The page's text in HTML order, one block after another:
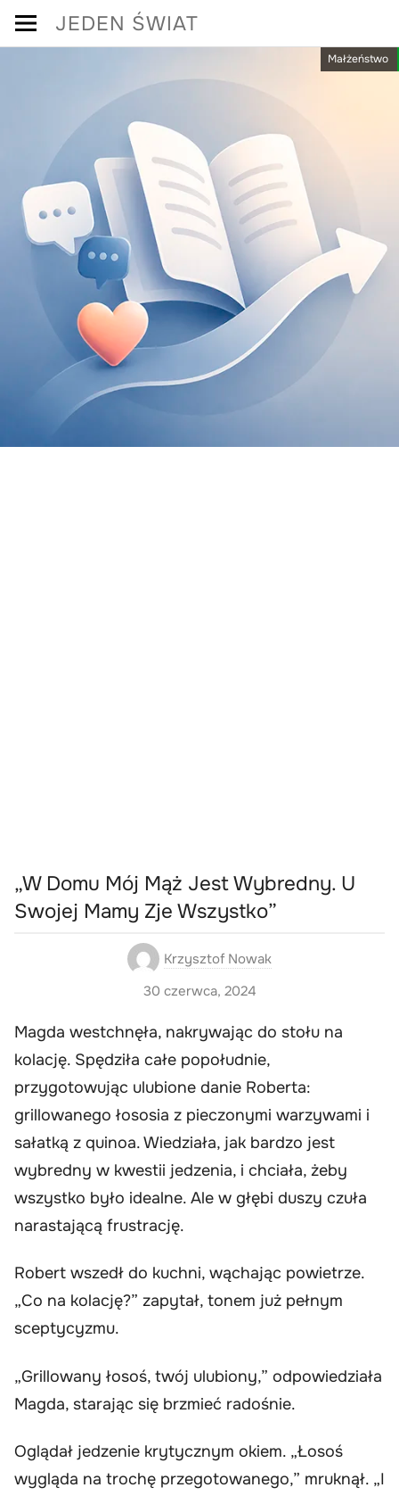
Skip
JEDEN ŚWIAT
Małżeństwo
„W Domu Mój Mąż Jest Wybredny. U
Swojej Mamy Zje Wszystko”
Krzysztof Nowak
30 czerwca, 2024
Magda westchnęła, nakrywając do stołu na
kolację. Spędziła całe popołudnie,
przygotowując ulubione danie Roberta:
grillowanego łososia z pieczonymi warzywami i
sałatką z quinoa. Wiedziała, jak bardzo jest
wybredny w kwestii jedzenia, i chciała, żeby
wszystko było idealne. Ale w głębi duszy czuła
narastającą frustrację.
Robert wszedł do kuchni, wąchając powietrze.
„Co na kolację?” zapytał, tonem już pełnym
sceptycyzmu.
„Grillowany łosoś, twój ulubiony,” odpowiedziała
Magda, starając się brzmieć radośnie.
Oglądał jedzenie krytycznym okiem. „Łosoś
wygląda na trochę przegotowanego,” mruknął. „I